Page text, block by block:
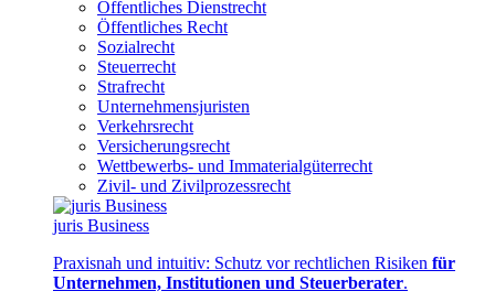
Öffentliches Dienstrecht
Öffentliches Recht
Sozialrecht
Steuerrecht
Strafrecht
Unternehmensjuristen
Verkehrsrecht
Versicherungsrecht
Wettbewerbs- und Immaterialgüterrecht
Zivil- und Zivilprozessrecht
juris Business
Praxisnah und intuitiv: Schutz vor rechtlichen Risiken für
Unternehmen, Institutionen und Steuerberater.